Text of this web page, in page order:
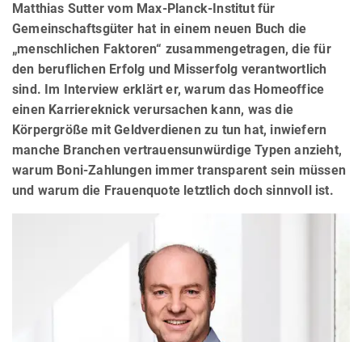
Matthias Sutter vom Max-Planck-Institut für
Gemeinschaftsgüter hat in einem neuen Buch die
„menschlichen Faktoren“ zusammengetragen, die für
den beruflichen Erfolg und Misserfolg verantwortlich
sind. Im Interview erklärt er, warum das Homeoffice
einen Karriereknick verursachen kann, was die
Körpergröße mit Geldverdienen zu tun hat, inwiefern
manche Branchen vertrauensunwürdige Typen anzieht,
warum Boni-Zahlungen immer transparent sein müssen
und warum die Frauenquote letztlich doch sinnvoll ist.